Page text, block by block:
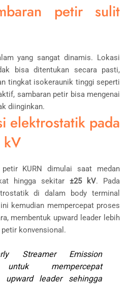
petir sulit
yang sangat dinamis. Lokasi
bisa ditentukan secara pasti,
tingkat isokeraunik tinggi seperti
sambaran petir bisa mengenai
diinginkan.
elektrostatik pada
kV
KURN dimulai saat medan
hingga sekitar ±25 kV. Pada
di dalam body terminal
kemudian mempercepat proses
membentuk upward leader lebih
konvensional.
Streamer Emission
mempercepat
upward leader sehingga